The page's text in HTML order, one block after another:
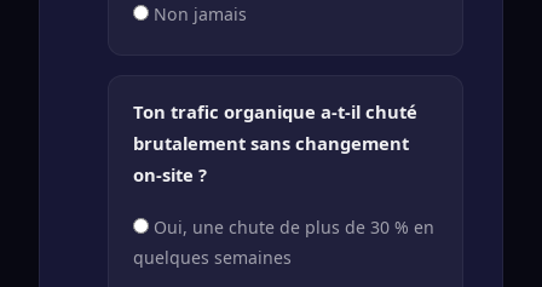
Non jamais
Ton trafic organique a-t-il chuté
brutalement sans changement
on-site ?
Oui, une chute de plus de 30 % en
quelques semaines